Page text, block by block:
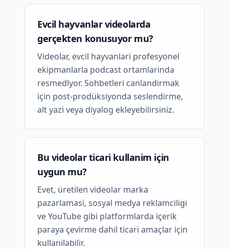
Evcil hayvanlar videolarda
gerçekten konusuyor mu?
Videolar, evcil hayvanlari profesyonel
ekipmanlarla podcast ortamlarinda
resmedlyor. Sohbetleri canlandirmak
için post-prodüksiyonda seslendirme,
alt yazi veya diyalog ekleyebilirsiniz.
Bu videolar ticari kullanim için
uygun mu?
Evet, üretilen videolar marka
pazarlamasi, sosyal medya reklamciligi
ve YouTube gibi platformlarda içerik
paraya çevirme dahil ticari amaçlar için
kullanilabilir.